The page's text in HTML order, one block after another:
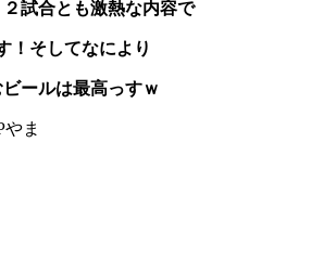
試合とも激熱な内容で
！そしてなにより
ールは最高っすｗ
やま